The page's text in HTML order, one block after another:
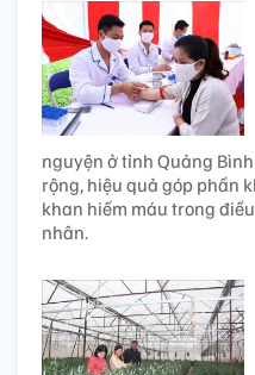
nguyện ở tỉnh Quảng
rộng, hiệu quả góp phần
khan hiếm máu trong
nhân.